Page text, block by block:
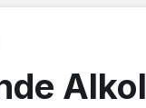
Alkol